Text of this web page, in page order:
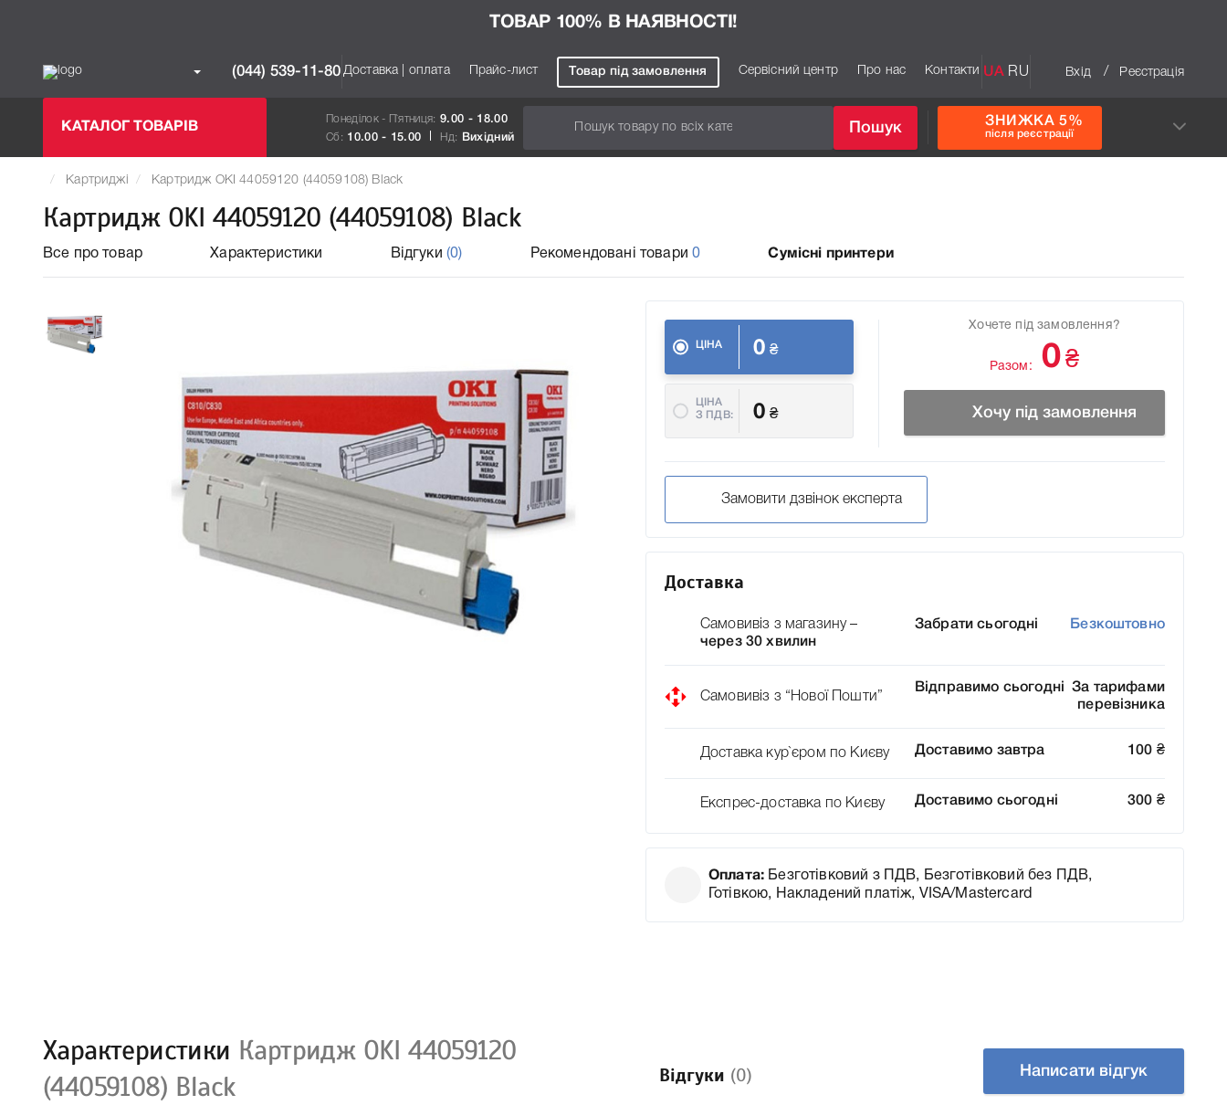
ТОВАР 100% В НАЯВНОСТІ!
(044) 539-11-80 Доставка | оплата Прайс-лист Товар під замовлення Сервісний центр Про нас Контакти UA RU Вхід / Реєстрація
КАТАЛОГ ТОВАРІВ
Понеділок - П`ятниця: 9.00 - 18.00
Сб: 10.00 - 15.00 Нд: Вихідний
Пошук ЗНИЖКА 5%
після реєстрації
Картриджі Картридж OKI 44059120 (44059108) Black
Картридж OKI 44059120 (44059108) Black
Все про товар Характеристики Відгуки (0) Рекомендовані товари 0 Сумісні принтери
ЦІНА 0 ₴
ЦІНА
З ПДВ:
0 ₴
Хочете під замовлення?
Разом: 0 ₴
Хочу під замовлення
Замовити дзвінок експерта
Доставка
Самовивіз з магазину –
через 30 хвилин
Забрати сьогодні Безкоштовно
Самовивіз з “Нової Пошти”
Відправимо сьогодні
За тарифами
перевізника
Доставка кур`єром по Києву Доставимо завтра 100 ₴
Експрес-доставка по Києву Доставимо сьогодні 300 ₴
Оплата: Безготівковий з ПДВ, Безготівковий без ПДВ,
Готівкою, Накладений платіж, VISA/Mastercard
Характеристики Картридж OKI 44059120
(44059108) Black
Відгуки (0) Написати відгук